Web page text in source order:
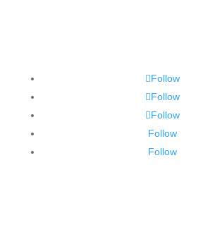
Follow
Follow
Follow
Follow
Follow